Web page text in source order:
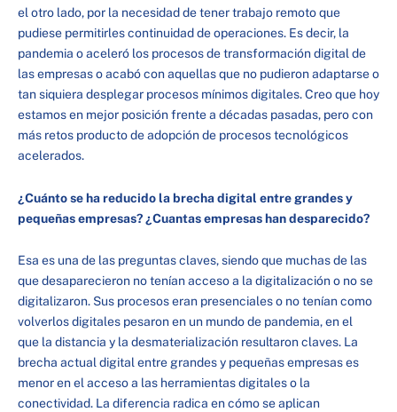
el otro lado, por la necesidad de tener trabajo remoto que
pudiese permitirles continuidad de operaciones. Es decir, la
pandemia o aceleró los procesos de transformación digital de
las empresas o acabó con aquellas que no pudieron adaptarse o
tan siquiera desplegar procesos mínimos digitales. Creo que hoy
estamos en mejor posición frente a décadas pasadas, pero con
más retos producto de adopción de procesos tecnológicos
acelerados.
¿Cuánto se ha reducido la brecha digital entre grandes y
pequeñas empresas? ¿Cuantas empresas han desparecido?
Esa es una de las preguntas claves, siendo que muchas de las
que desaparecieron no tenían acceso a la digitalización o no se
digitalizaron. Sus procesos eran presenciales o no tenían como
volverlos digitales pesaron en un mundo de pandemia, en el
que la distancia y la desmaterialización resultaron claves. La
brecha actual digital entre grandes y pequeñas empresas es
menor en el acceso a las herramientas digitales o la
conectividad. La diferencia radica en cómo se aplican